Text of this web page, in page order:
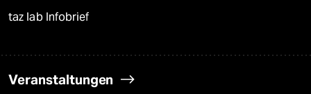
taz lab Infobrief
Veranstaltungen